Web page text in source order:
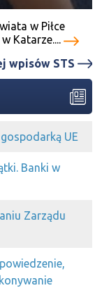
w Piłce
Katarze....
wpisów STS
UE
Banki w
Zarządu